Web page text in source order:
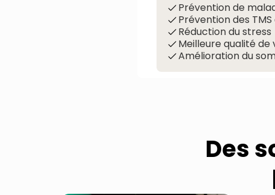
Prévention de
Prévention des
Réduction du stress
Meilleure qualité de
Amélioration du
Des